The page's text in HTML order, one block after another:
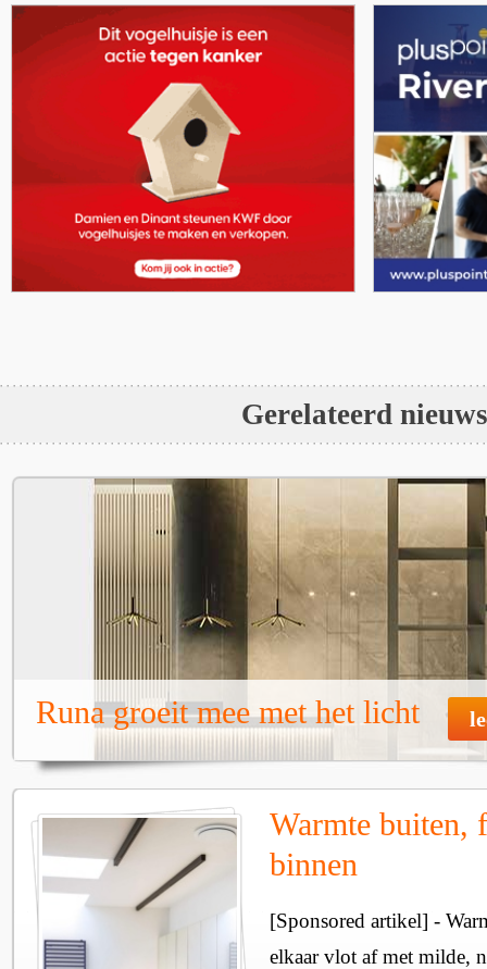
Gerelateerd nieuws
Runa groeit mee met het licht
Warmte buiten,
binnen
[Sponsored artikel] -
elkaar vlot af met milde,